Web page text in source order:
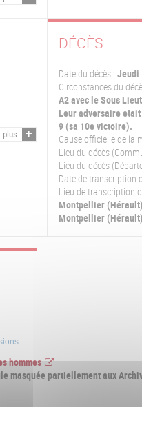
plus
DÉCÈS
Date du décès : Jeudi
Circonstances du
A2 avec le Sous
Leur adversaire
9 (sa 10e victoire).
Cause officielle de la
Lieu du décès
Lieu du décès
Date de transcription
Lieu de transcription
Montpellier
Montpellier
hommes
masquée partiellement aux